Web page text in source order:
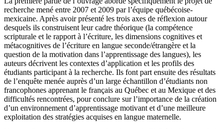
recherche mené entre 2007 et 2009 par l’équipe québécoise-
mexicaine. Après avoir présenté les trois axes de réflexion autour
desquels ils construisent leur cadre théorique (la compétence
scripturale et le rapport à l’écriture, les dimensions cognitives et
métacognitives de l’écriture en langue seconde/étrangère et la
question de la motivation dans l’apprentissage des langues), les
auteurs décrivent les contextes d’application et les profils des
étudiants participant à la recherche. Ils font part ensuite des résultats
de l’enquête menée auprès d’un large échantillon d’étudiants non
francophones apprenant le français au Québec et au Mexique et des
difficultés rencontrées, pour conclure sur l’importance de la création
d’un environnement d’apprentissage motivant et d’une meilleure
exploitation des stratégies acquises en langue maternelle.